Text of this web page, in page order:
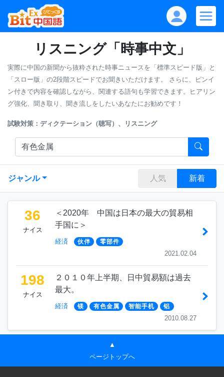
リスニング「時事中文」
実際に中国の新聞から抜粋された時事ニュースを「標準スピード版」と
「スロー版」の2段階スピードでお聞きいただけます。
さらに、ピンイ
ン付きで内容を確認しながら、関連する語句も学習できます。ヒアリン
グ強化、聞き取り、聞き流しをしたいあなたにお勧めです！
試験対策：ディクテーション（聴写）、リスニング
ジャンル 人気 新着
36
ナイス
＜2020年 中国は日本の最大の貿易相
手国に＞
経済 伙伴 零部件
2021.02.04
198
ナイス
２０１０年上半期、日中貿易額は過去
最大。
経済 镁 有色金属 智能手机 铝
2010.08.27
▲
ページトップへ